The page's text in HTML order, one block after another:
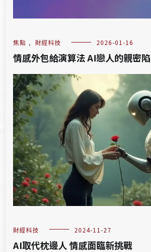
焦點 , 財經科技 2026-01-16
情感外包給演算法 AI戀人的親密
財經科技 2024-11-27
AI取代枕邊人 情感面臨新挑戰